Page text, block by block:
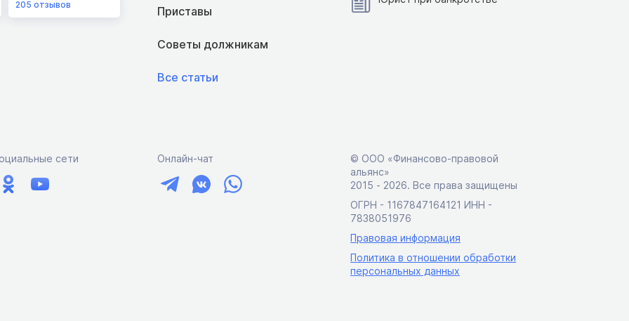
205 отзывов Приставы
Советы должникам
Все статьи
сети Онлайн-чат
© ООО «Финансово-правовой
альянс»
2015 ‑ 2026. Все права защищены
ОГРН - 1167847164121 ИНН -
7838051976
Правовая информация
Политика в отношении обработки
персональных данных